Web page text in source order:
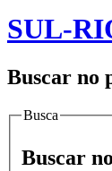
SUL-
Buscar no
Busca
Buscar